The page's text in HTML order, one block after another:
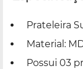
Prateleira
Material:
Possui 03